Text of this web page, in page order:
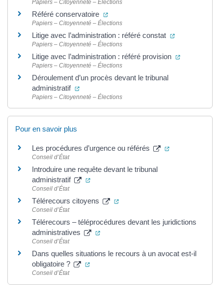
Papiers – Citoyenneté – Élections
Référé conservatoire (ouverture dans un nouvel onglet)
Papiers – Citoyenneté – Élections
Litige avec l’administration : référé constat (ouverture
Papiers – Citoyenneté – Élections
Litige avec l’administration : référé provision (ouverture
Papiers – Citoyenneté – Élections
Déroulement d’un procès devant le tribunal
administratif
(ouverture dans un nouvel onglet)
Papiers – Citoyenneté – Élections
Pour en savoir plus
Les procédures d’urgence ou référés (ouverture
Conseil d’État
Introduire une requête devant le tribunal
administratif
(ouverture dans un nouvel onglet)
Conseil d’État
Télérecours citoyens (ouverture dans un nouvel
Conseil d’État
Télérecours – téléprocédures devant les juridictions
administratives
(ouverture dans un nouvel onglet)
Conseil d’État
Dans quelles situations le recours à un avocat est-il
obligatoire ?
(ouverture dans un nouvel onglet)
Conseil d’État